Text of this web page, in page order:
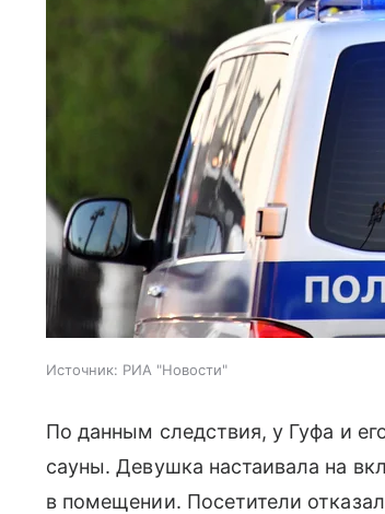
Источник: РИА "Новости"
По данным следствия, у Гуфа и
сауны. Девушка настаивала на
в помещении. Посетители